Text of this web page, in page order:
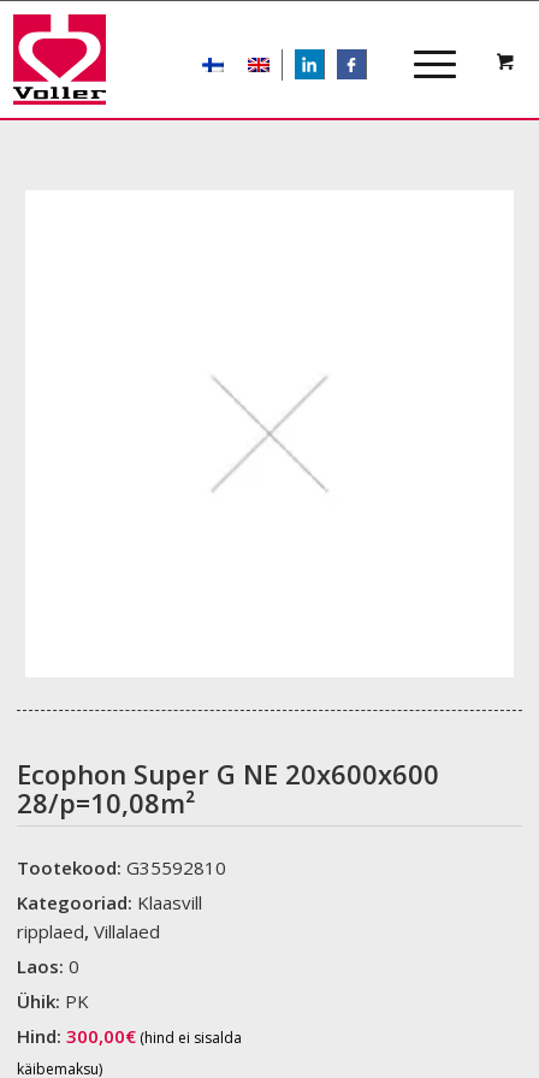
LIn
Ecophon Super G NE 20x600x600
28/p=10,08m²
Tootekood:G35592810
Kategooriad: Klaasvill
ripplaed,Villalaed
Laos:0
Ühik: PK
Hind:300,00€ (hind ei sisalda
käibemaksu)